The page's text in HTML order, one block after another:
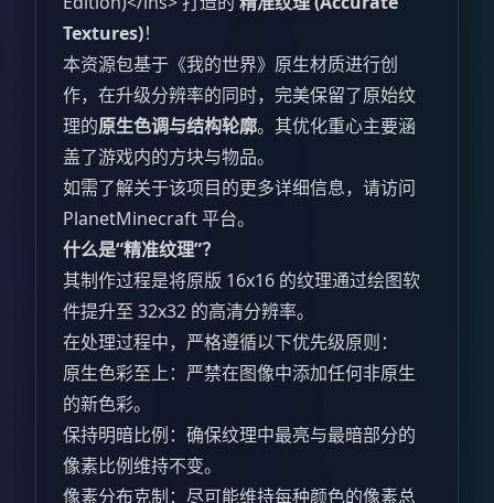
Textures)！
本资源包基于《我的世界》原生材质进行创
作，在升级分辨率的同时，完美保留了原始纹
理的原生色调与结构轮廓。其优化重心主要涵
盖了游戏内的方块与物品。
如需了解关于该项目的更多详细信息，请访问
PlanetMinecraft 平台。
什么是“精准纹理”？
其制作过程是将原版 16x16 的纹理通过绘图软
件提升至 32x32 的高清分辨率。
在处理过程中，严格遵循以下优先级原则：
原生色彩至上：严禁在图像中添加任何非原生
的新色彩。
保持明暗比例：确保纹理中最亮与最暗部分的
像素比例维持不变。
像素分布克制：尽可能维持每种颜色的像素总